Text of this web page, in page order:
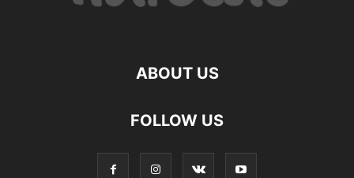
ABOUT US
FOLLOW US